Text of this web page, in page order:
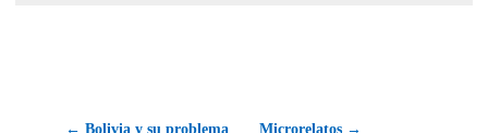
← Bolivia y su problema Microrelatos →